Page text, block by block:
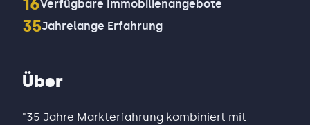
Verfügbare Immobilienangebote
35Jahrelange Erfahrung
Über
"35 Jahre Markterfahrung kombiniert mit